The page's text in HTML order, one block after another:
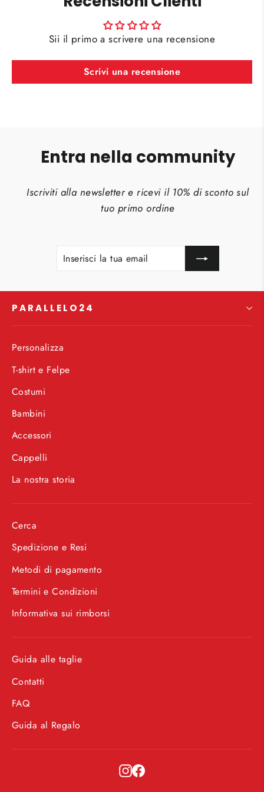
Sii il primo a scrivere una recensione
Scrivi una recensione
Entra nella community
Iscriviti alla newsletter e ricevi il 10% di sconto sul
tuo primo ordine
LA
PARALLELO24
Personalizza
T-shirt e Felpe
Costumi
Bambini
Accessori
Cappelli
La nostra storia
Cerca
Spedizione e Resi
Metodi di pagamento
Termini e Condizioni
Informativa sui rimborsi
Guida alle taglie
Contatti
FAQ
Guida al Regalo
Instagram
Facebook